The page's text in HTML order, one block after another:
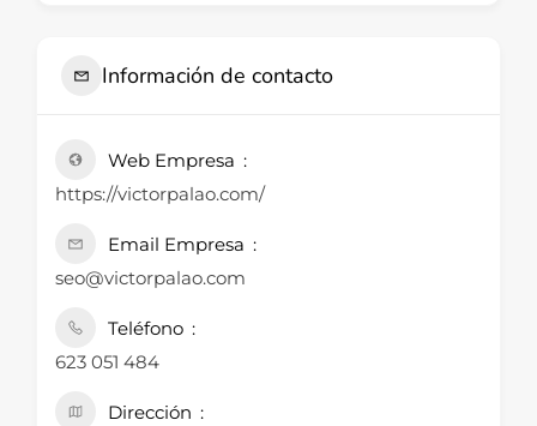
Información de contacto
Web Empresa
https://victorpalao.com/
Email Empresa
seo@victorpalao.com
Teléfono
623 051 484
Dirección